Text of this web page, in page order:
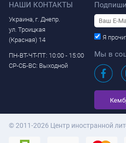
НАШИ КОНТАКТЫ
Украина, г. Днепр.
ул. Троицкая
(Красная) 14
ПН-ВТ-ЧТ-ПТ: 10:00 - 15:00
СР-СБ-ВС: Выходной
Я
Мы в
© 2011-2026 Центр иностранной